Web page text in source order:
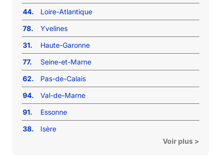
44.
Loire-Atlantique
78.
Yvelines
31.
Haute-Garonne
77.
Seine-et-Marne
62.
Pas-de-Calais
94.
Val-de-Marne
91.
Essonne
38.
Isère
Voir plus >